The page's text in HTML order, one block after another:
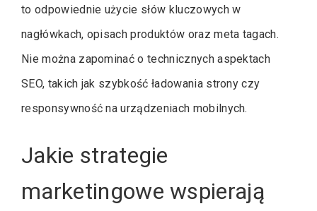
to odpowiednie użycie słów kluczowych w
nagłówkach, opisach produktów oraz meta tagach.
Nie można zapominać o technicznych aspektach
SEO, takich jak szybkość ładowania strony czy
responsywność na urządzeniach mobilnych.
Jakie strategie
marketingowe wspierają